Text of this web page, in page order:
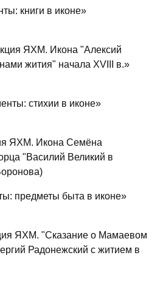
книги в иконе»
ЯХМ. Икона "Алексий
жития" начала XVIII в.»
стихии в иконе»
ЯХМ. Икона Семёна
"Василий Великий в
предметы быта в иконе»
ЯХМ. "Сказание о Мамаевом
Радонежский с житием в